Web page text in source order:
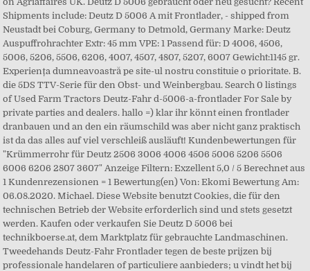
Shipments include: Deutz D 5006 A mit Frontlader, - shipped from
Neustadt bei Coburg, Germany to Detmold, Germany Marke: Deutz
Auspuffrohrachter Extr: 45 mm VPE: 1 Passend für: D 4006, 4506,
5006, 5206, 5506, 6206, 4007, 4507, 4807, 5207, 6007 Gewicht:1145 gr.
Experiența dumneavoastră pe site-ul nostru constituie o prioritate. B.
die 5DS TTV-Serie für den Obst- und Weinbergbau. Search 0 listings
of Used Farm Tractors Deutz-Fahr d-5006-a-frontlader For Sale by
private parties and dealers. hallo =) klar ihr könnt einen frontlader
dranbauen und an den ein räumschild was aber nicht ganz praktisch
ist da das alles auf viel verschleiß ausläuft! Kundenbewertungen für
"Krümmerrohr für Deutz 2506 3006 4006 4506 5006 5206 5506
6006 6206 2807 3607" Anzeige Filtern: Exzellent 5,0 / 5 Berechnet aus
1 Kundenrezensionen = 1 Bewertung(en) Von: Ekomi Bewertung Am:
06.08.2020. Michael. Diese Website benutzt Cookies, die für den
technischen Betrieb der Website erforderlich sind und stets gesetzt
werden. Kaufen oder verkaufen Sie Deutz D 5006 bei
technikboerse.at, dem Marktplatz für gebrauchte Landmaschinen.
Tweedehands Deutz-Fahr Frontlader tegen de beste prijzen bij
professionale handelaren of particuliere aanbieders; u vindt het bij